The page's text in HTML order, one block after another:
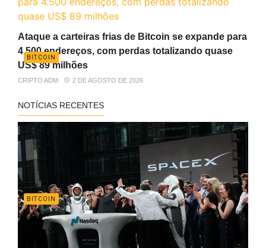
BITCOIN
Ataque a carteiras frias de Bitcoin se expande para
4.500 endereços, com perdas totalizando quase
US$ 89 milhões
CRIPTO ADM 2 DE AGOSTO DE 2026
NOTÍCIAS RECENTES
BITCOIN